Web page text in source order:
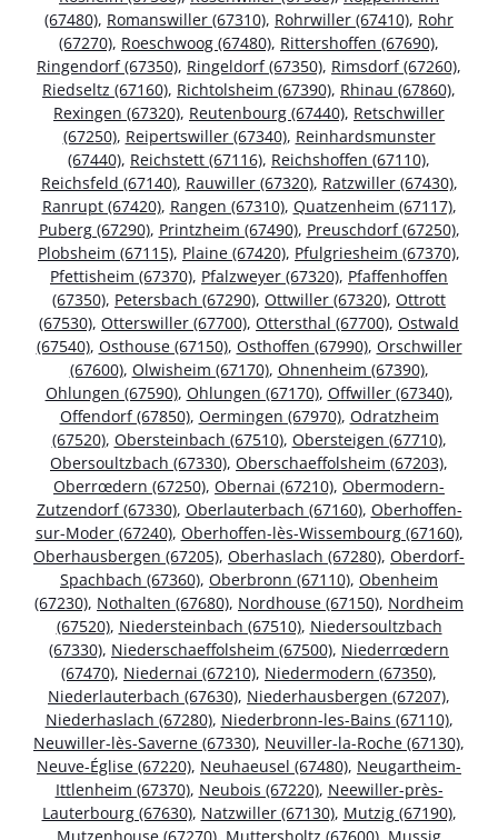
(67480), Romanswiller (67310), Rohrwiller (67410), Rohr
(67270), Roeschwoog (67480), Rittershoffen (67690),
Ringendorf (67350), Ringeldorf (67350), Rimsdorf (67260),
Riedseltz (67160), Richtolsheim (67390), Rhinau (67860),
Rexingen (67320), Reutenbourg (67440), Retschwiller
(67250), Reipertswiller (67340), Reinhardsmunster
(67440), Reichstett (67116), Reichshoffen (67110),
Reichsfeld (67140), Rauwiller (67320), Ratzwiller (67430),
Ranrupt (67420), Rangen (67310), Quatzenheim (67117),
Puberg (67290), Printzheim (67490), Preuschdorf (67250),
Plobsheim (67115), Plaine (67420), Pfulgriesheim (67370),
Pfettisheim (67370), Pfalzweyer (67320), Pfaffenhoffen
(67350), Petersbach (67290), Ottwiller (67320), Ottrott
(67530), Otterswiller (67700), Ottersthal (67700), Ostwald
(67540), Osthouse (67150), Osthoffen (67990), Orschwiller
(67600), Olwisheim (67170), Ohnenheim (67390),
Ohlungen (67590), Ohlungen (67170), Offwiller (67340),
Offendorf (67850), Oermingen (67970), Odratzheim
(67520), Obersteinbach (67510), Obersteigen (67710),
Obersoultzbach (67330), Oberschaeffolsheim (67203),
Oberrœdern (67250), Obernai (67210), Obermodern-
Zutzendorf (67330), Oberlauterbach (67160), Oberhoffen-
sur-Moder (67240), Oberhoffen-lès-Wissembourg (67160),
Oberhausbergen (67205), Oberhaslach (67280), Oberdorf-
Spachbach (67360), Oberbronn (67110), Obenheim
(67230), Nothalten (67680), Nordhouse (67150), Nordheim
(67520), Niedersteinbach (67510), Niedersoultzbach
(67330), Niederschaeffolsheim (67500), Niederrœdern
(67470), Niedernai (67210), Niedermodern (67350),
Niederlauterbach (67630), Niederhausbergen (67207),
Niederhaslach (67280), Niederbronn-les-Bains (67110),
Neuwiller-lès-Saverne (67330), Neuviller-la-Roche (67130),
Neuve-Église (67220), Neuhaeusel (67480), Neugartheim-
Ittlenheim (67370), Neubois (67220), Neewiller-près-
Lauterbourg (67630), Natzwiller (67130), Mutzig (67190),